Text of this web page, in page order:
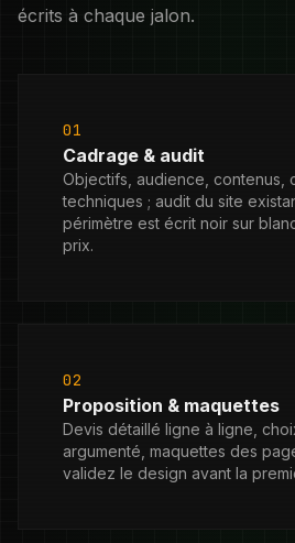
écrits à chaque jalon.
01
Cadrage & audit
Objectifs, audience, contenus,
techniques ; audit du site
périmètre est écrit noir sur
prix.
02
Proposition & maquettes
Devis détaillé ligne à ligne,
argumenté, maquettes des
validez le design avant la